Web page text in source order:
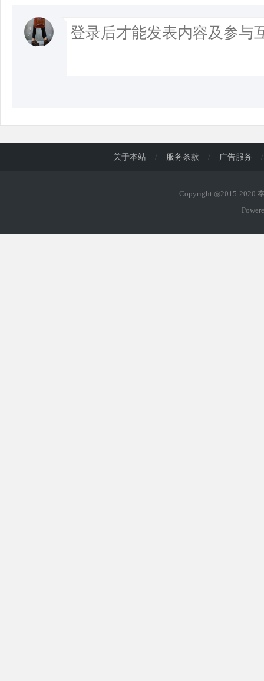
关于本站 / 服务条款 / 广告服务 /
Copyright ◎2015-2020